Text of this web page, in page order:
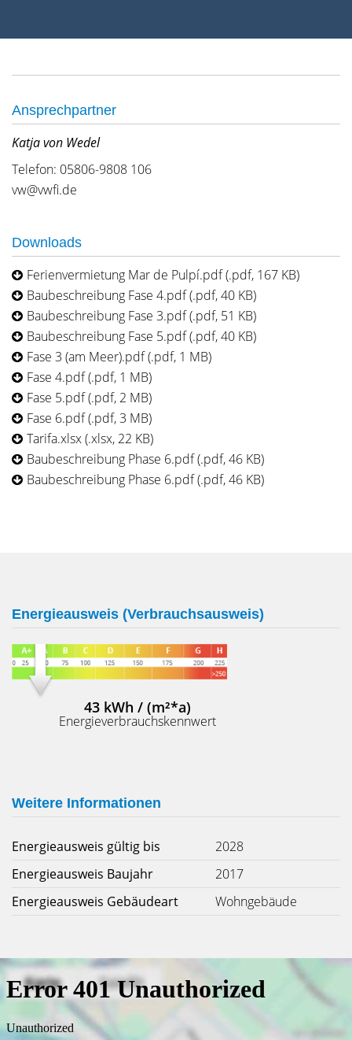
Ansprechpartner
Katja von Wedel
Telefon: 05806-9808 106
vw@vwfi.de
Downloads
Ferienvermietung Mar de Pulpí.pdf (.pdf, 167 KB)
Baubeschreibung Fase 4.pdf (.pdf, 40 KB)
Baubeschreibung Fase 3.pdf (.pdf, 51 KB)
Baubeschreibung Fase 5.pdf (.pdf, 40 KB)
Fase 3 (am Meer).pdf (.pdf, 1 MB)
Fase 4.pdf (.pdf, 1 MB)
Fase 5.pdf (.pdf, 2 MB)
Fase 6.pdf (.pdf, 3 MB)
Tarifa.xlsx (.xlsx, 22 KB)
Baubeschreibung Phase 6.pdf (.pdf, 46 KB)
Baubeschreibung Phase 6.pdf (.pdf, 46 KB)
Energieausweis (Verbrauchsausweis)
43 kWh / (m²*a)
Energieverbrauchskennwert
Weitere Informationen
Energieausweis gültig bis
2028
Energieausweis Baujahr
2017
Energieausweis Gebäudeart
Wohngebäude